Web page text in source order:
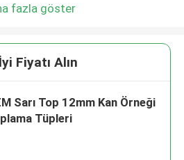
fazla göster
Fiyatı Alın
Top 12mm Kan Örneği
Tüpleri